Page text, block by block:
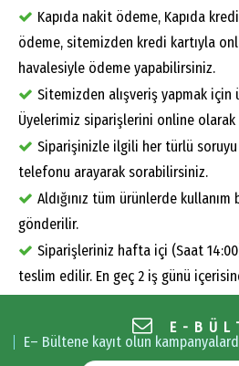
Kapıda nakit ödeme, Kapıda
ödeme, sitemizden kredi kartıyla
havalesiyle ödeme yapabilirsiniz.
Sitemizden alışveriş yapmak için
Üyelerimiz siparişlerini online
Siparişinizle ilgili her türlü soruyu
telefonu arayarak sorabilirsiniz.
Aldığınız tüm ürünlerde
gönderilir.
Siparişleriniz hafta içi (Saat
teslim edilir. En geç 2 iş günü
E-
E– Bültene kayıt olun